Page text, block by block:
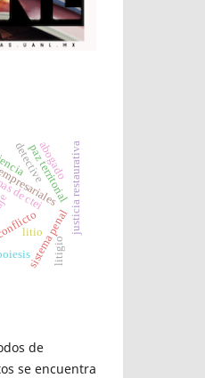
de ctei
paz territorialjusticia restaurativa
sistema penal
litio
detectiveabogado
litigio
de
se encuentra